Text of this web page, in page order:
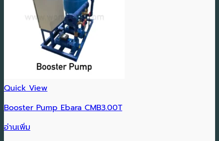
Quick View
Booster Pump Ebara CMB3.00T
อ่านเพิ่ม